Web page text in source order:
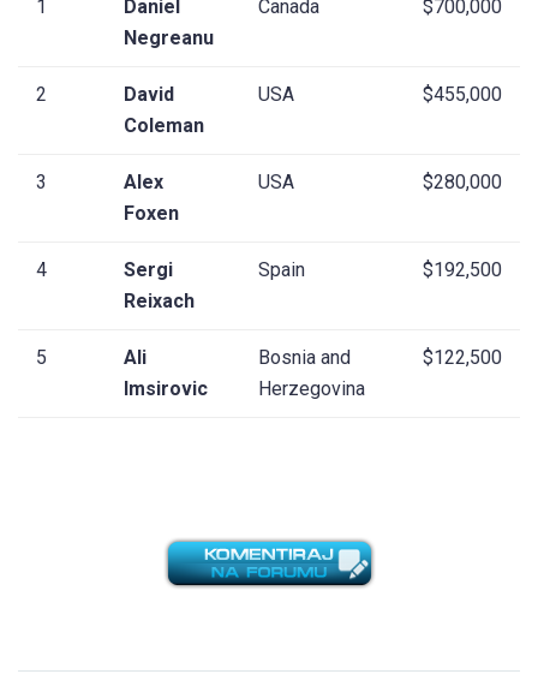
1
Daniel
Negreanu
Canada $700,000
2
David
Coleman
USA $455,000
3
Alex
Foxen
USA $280,000
4
Sergi
Reixach
Spain $192,500
5
Ali
Imsirovic
Bosnia and
Herzegovina
$122,500